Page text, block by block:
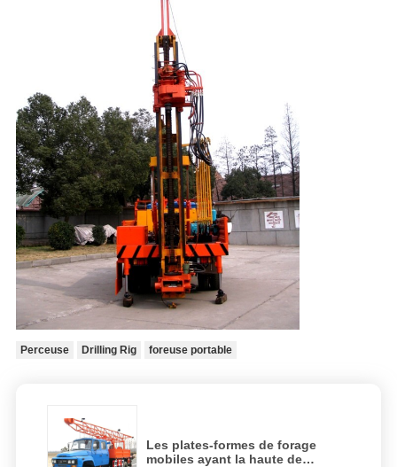
Perceuse Drilling Rig foreuse portable
Les plates-formes de forage
mobiles ayant la haute de